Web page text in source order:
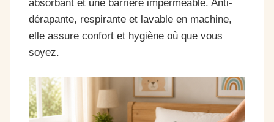
absorbant et une barrière imperméable. Anti-
dérapante, respirante et lavable en machine,
elle assure confort et hygiène où que vous
soyez.